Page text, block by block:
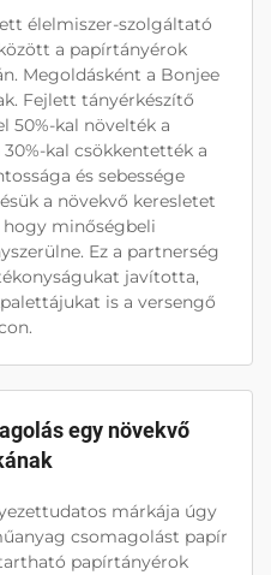
élelmiszer-szolgáltató
a papírtányérok
Megoldásként a Bonjee
Fejlett tányérkészítő
50%-kal növelték a
kal csökkentették a
és sebessége
a növekvő keresletet
minőségbeli
Ez a partnerség
javította,
is a versengő
egy növekvő
márkája úgy
csomagolást papír
papírtányérok